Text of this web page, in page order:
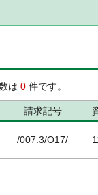
は 0 件です。
請求記号
/007.3/O17/